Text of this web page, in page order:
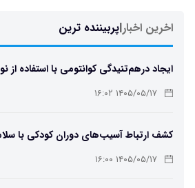
اخرین اخبار|پربیننده ترین
ایجاد درهم‌تنیدگی کوانتومی با استفاده از
۱۴۰۵/۰۵/۱۷ ۱۶:۰۲
کشف ارتباط آسیب‌های دوران کودکی با
۱۴۰۵/۰۵/۱۷ ۱۶:۰۰